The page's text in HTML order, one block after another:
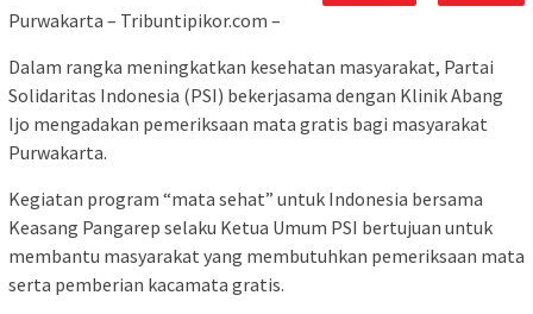
Purwakarta – Tribuntipikor.com –
Dalam rangka meningkatkan kesehatan masyarakat, Partai
Solidaritas Indonesia (PSI) bekerjasama dengan Klinik Abang
Ijo mengadakan pemeriksaan mata gratis bagi masyarakat
Purwakarta.
Kegiatan program “mata sehat” untuk Indonesia bersama
Keasang Pangarep selaku Ketua Umum PSI bertujuan untuk
membantu masyarakat yang membutuhkan pemeriksaan mata
serta pemberian kacamata gratis.